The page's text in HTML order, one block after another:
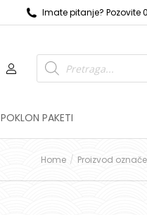
Imate pitanje? Pozovite
POKLON PAKETI
Home Proizvod